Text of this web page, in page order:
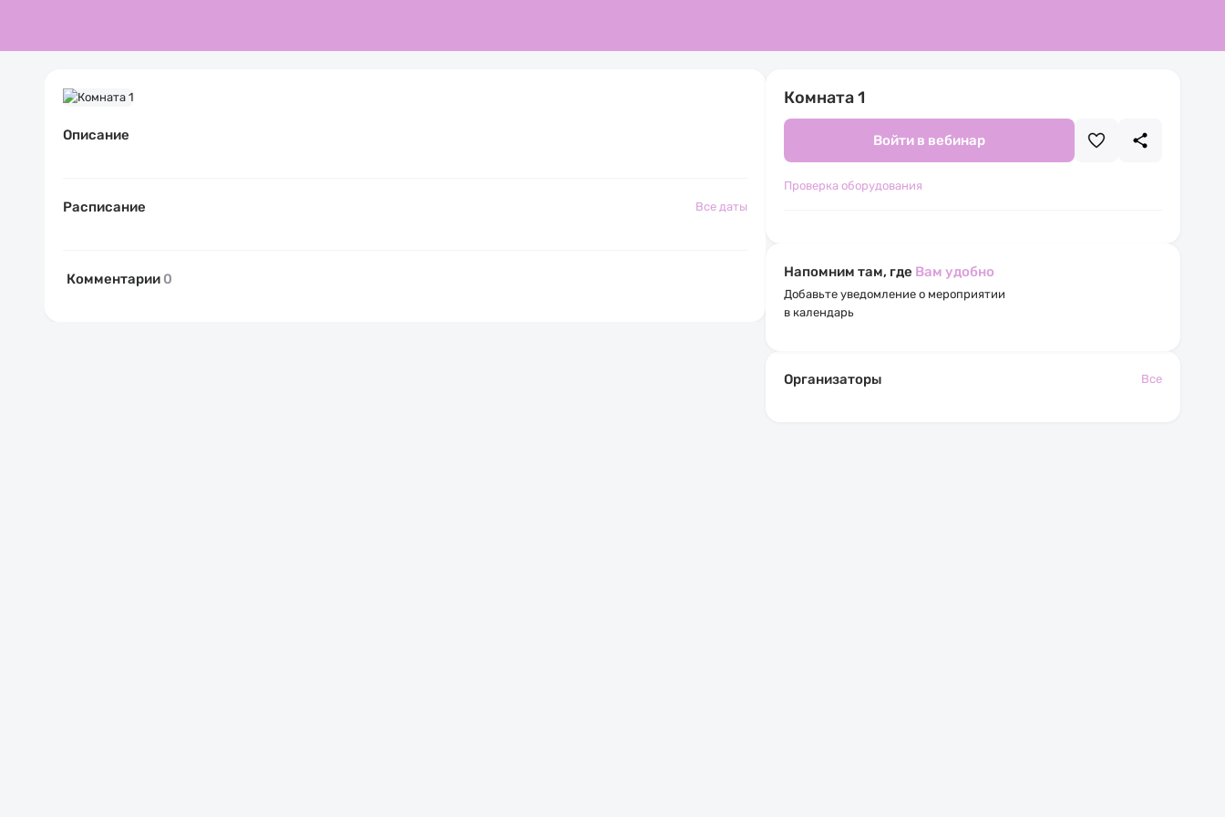
Описание
Расписание Все даты
Комментарии 0
Комната 1
Войти в вебинар
Проверка оборудования
Напомним там, где Вам удобно
Добавьте уведомление о мероприятии
в календарь
Организаторы Все